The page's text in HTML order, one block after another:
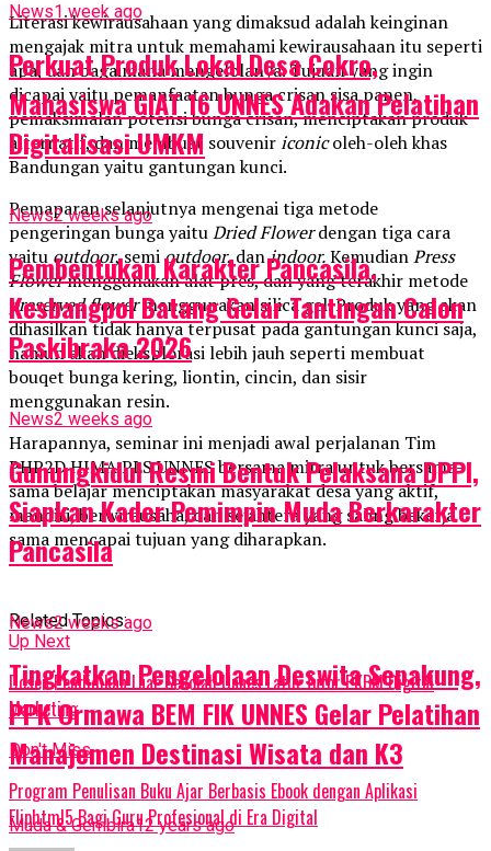
Literasi kewirausahaan yang dimaksud adalah keinginan
mengajak mitra untuk memahami kewirausahaan itu seperti
apa, dan bagaimana mengelolanya. Tujuan yang ingin
dicapai yaitu pemanfaatan bunga crisan sisa panen,
pemaksimalan potensi bunga crisan, menciptakan produk
alternatif, dan membuat souveniriconicoleh-oleh khas
Bandungan yaitu gantungan kunci.
Pemaparan selanjutnya mengenai tiga metode
pengeringan bunga yaituDried Flowerdengan tiga cara
yaitu outdoor, semioutdoor, danindoor.KemudianPress
Flowermenggunakan alat pres, dan yang terakhir metode
preserved flowermenggunakan silica gel. Produk yang akan
dihasilkan tidak hanya terpusat pada gantungan kunci saja,
namun akan dieksplorasi lebih jauh seperti membuat
bouqet bunga kering, liontin, cincin, dan sisir
menggunakan resin.
Harapannya, seminar ini menjadi awal perjalanan Tim
PHP2D HIMA PLS UNNES bersama mitra untuk bersama-
sama belajar menciptakan masyarakat desa yang aktif,
mandiri, berwirausaha, dan sejahtera yang saling bekerja
sama mencapai tujuan yang diharapkan.
Related Topics:
Up Next
Dosen Pendidikan Luar Sekolah Unnes Latih Tutor PKBM Digital
Marketing
Don't Miss
Program Penulisan Buku Ajar Berbasis Ebook dengan Aplikasi
Fliphtml5 Bagi Guru Profesional di Era Digital
News1 week ago
Perkuat Produk Lokal Desa Cokro,
Mahasiswa GIAT 16 UNNES Adakan Pelatihan
Digitalisasi UMKM
News2 weeks ago
Pembentukan Karakter Pancasila,
Kesbangpol Batang Gelar Tantingan Calon
Paskibraka 2026
News2 weeks ago
Gunungkidul Resmi Bentuk Pelaksana DPPI,
Siapkan Kader Pemimpin Muda Berkarakter
Pancasila
News2 weeks ago
Tingkatkan Pengelolaan Deswita Sepakung,
PPK Ormawa BEM FIK UNNES Gelar Pelatihan
Manajemen Destinasi Wisata dan K3
Muda & Gembira12 years ago